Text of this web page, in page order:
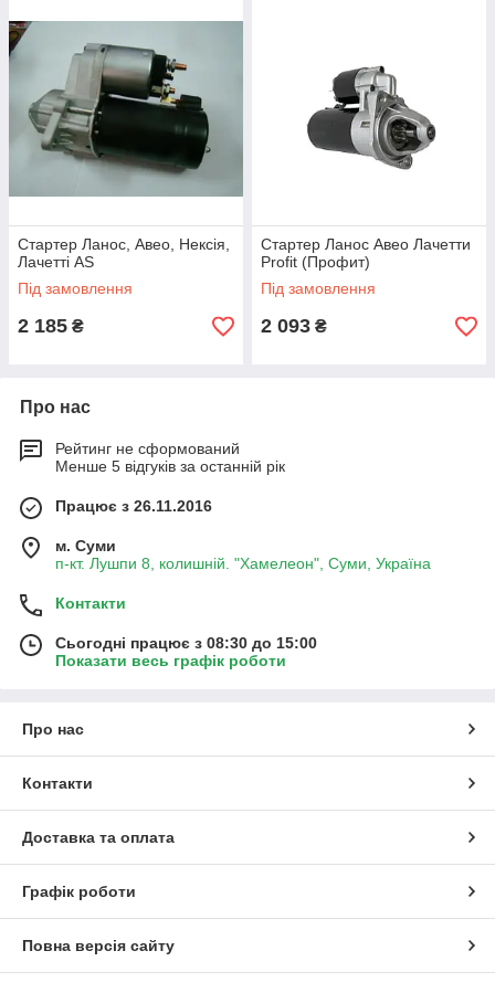
Стартер Ланос, Авео, Нексія,
Лачетті AS
Під замовлення
2 185 ₴
Стартер Ланос Авео Лачетти
Profit (Профит)
Під замовлення
2 093 ₴
Про нас
Рейтинг не сформований
Менше 5 відгуків за останній рік
Працює з 26.11.2016
м. Суми
п-кт. Лушпи 8, колишній. "Хамелеон", Суми, Україна
Контакти
Сьогодні працює з 08:30 до 15:00
Показати весь графік роботи
Про нас
Контакти
Доставка та оплата
Графік роботи
Повна версія сайту